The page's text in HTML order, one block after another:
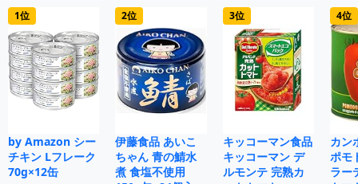
1位
by Amazon シー
チキン Lフレーク
70g×12缶
2位
伊藤食品 あいこ
ちゃん 青の鯖水
煮 食塩不使用
3位
キッコーマン食品
キッコーマン デ
ルモンテ 完熟カ
4位
カン
ポモ
ラー